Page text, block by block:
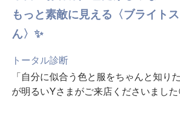
もっと素敵に見える〈ブライト
ん〉✨
トータル診断
「自分に似合う色と服をちゃんと知り
が明るいYさまがご来店くださいまし